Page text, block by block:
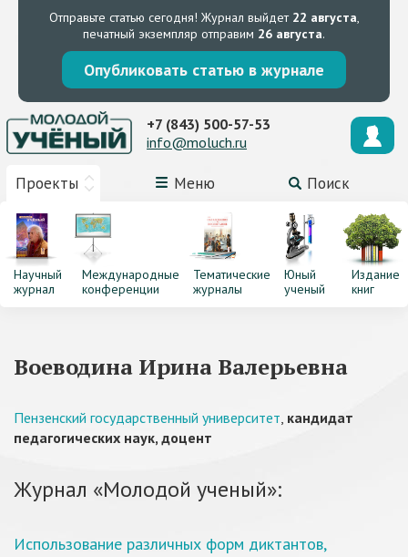
Отправьте статью сегодня! Журнал выйдет 22 августа,
печатный экземпляр отправим 26 августа.
Опубликовать статью в журнале
Проекты Меню Поиск
+7 (843) 500-57-53
info@moluch.ru
Научный
журнал
Международные
конференции
Тематические
журналы
Юный
ученый
Издание
книг
Воеводина Ирина Валерьевна
Пензенский государственный университет, кандидат
педагогических наук, доцент
Журнал «Молодой ученый»:
Использование различных форм диктантов,